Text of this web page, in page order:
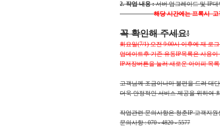
2. 작업 내용 :서버 업그레이드 및 IP
해당 시간에는 프록시 고
꼭 확인해 주세요!
화요일(7/1) 오전 9:00시 이후에 재 로
업데이트후 기존 유동IP목록은 사용이
IP저장버튼을 눌러 새로운 아이피 목
고객님께 조금이나마 불편을 드려 대
더욱 안정적인 서비스 제공을 위하여
작업관련 문의사항은 청춘IP 고객지
문의사항 : 070 - 4820 - 5577